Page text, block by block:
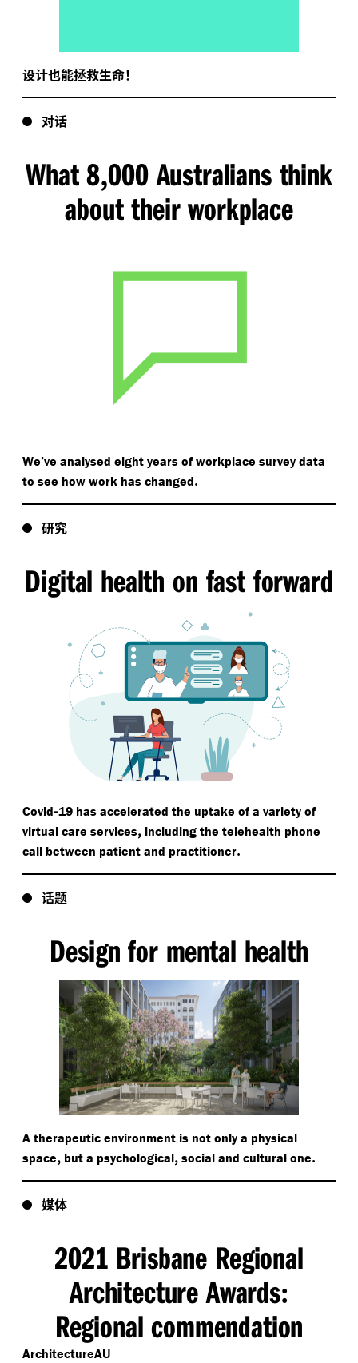
设计也能拯救生命！
对话
What 8,000 Australians think
about their workplace
We’ve analysed eight years of workplace survey data
to see how work has changed.
研究
Digital health on fast forward
Covid-19 has accelerated the uptake of a variety of
virtual care services, including the telehealth phone
call between patient and practitioner.
话题
Design for mental health
A therapeutic environment is not only a physical
space, but a psychological, social and cultural one.
媒体
2021 Brisbane Regional
Architecture Awards:
Regional commendation
ArchitectureAU